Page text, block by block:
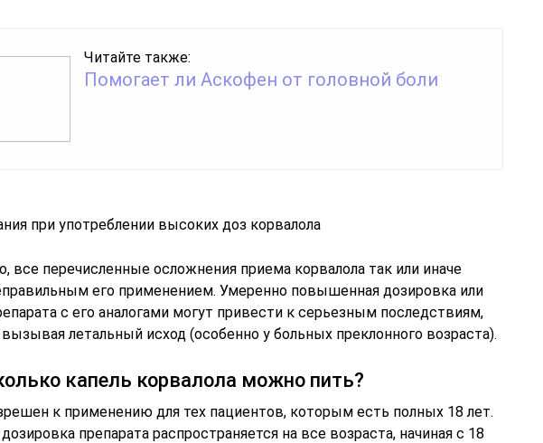
Читайте также:
Помогает ли Аскофен от головной боли
при употреблении высоких доз корвалола
все перечисленные осложнения приема корвалола так или иначе
его применением. Умеренно повышенная дозировка или
с его аналогами могут привести к серьезным последствиям,
летальный исход (особенно у больных преклонного возраста).
капель корвалола можно пить?
к применению для тех пациентов, которым есть полных 18 лет.
препарата распространяется на все возраста, начиная с 18